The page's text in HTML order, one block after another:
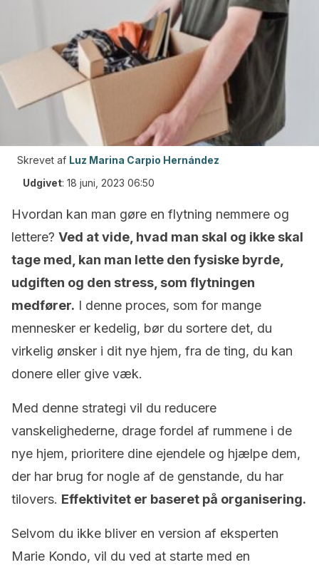
Skrevet af Luz Marina Carpio Hernández
Udgivet: 18 juni, 2023 06:50
Hvordan kan man gøre en flytning nemmere og
lettere? Ved at vide, hvad man skal og ikke skal
tage med, kan man lette den fysiske byrde,
udgiften og den stress, som flytningen
medfører. I denne proces, som for mange
mennesker er kedelig, bør du sortere det, du
virkelig ønsker i dit nye hjem, fra de ting, du kan
donere eller give væk.
Med denne strategi vil du reducere
vanskelighederne, drage fordel af rummene i de
nye hjem, prioritere dine ejendele og hjælpe dem,
der har brug for nogle af de genstande, du har
tilovers. Effektivitet er baseret på organisering.
Selvom du ikke bliver en version af eksperten
Marie Kondo, vil du ved at starte med en